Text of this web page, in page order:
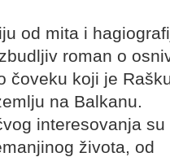
od mita i
roman o
čoveku koji je
na Balkanu.
interesovanja su
života, od